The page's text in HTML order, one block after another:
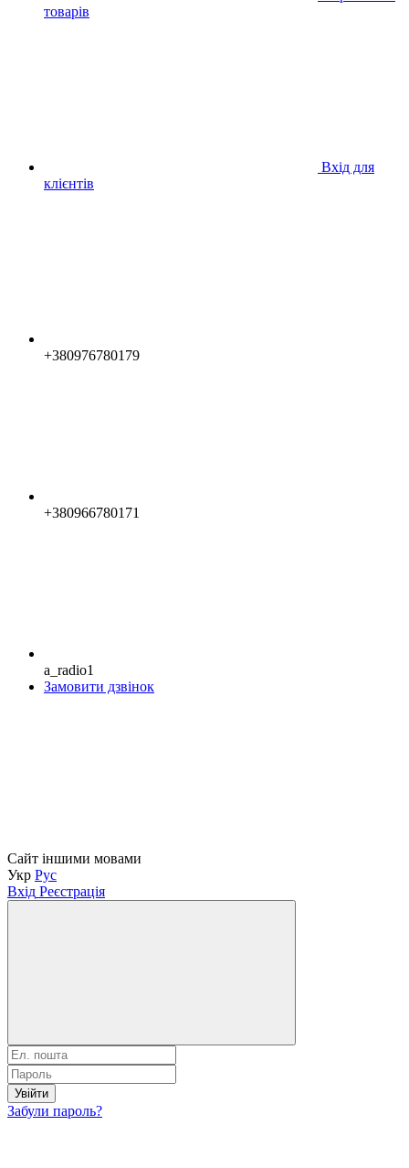
товарів
Вхід для
клієнтів
+380976780179
+380966780171
a_radio1
Замовити дзвінок
Сайт іншими мовами
Укр Рус
Вхід Реєстрація
Увійти
Забули пароль?